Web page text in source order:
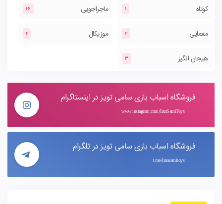
کوتاه 1 ماجراجویی 26
معمایی 2 موزیکال 2
هیجان انگیز 3
فروشگاه اسباب بازی سامی تویز در اینستاگرام
www.instagram.com/IranSamiToys
فروشگاه اسباب بازی سامی تویز در تلگرام
t.me/iransamitoys